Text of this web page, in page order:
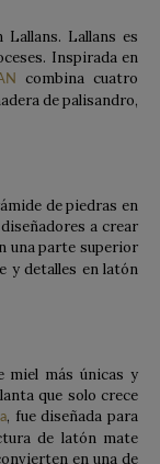
Lallans es
Inspirada en
combina cuatro
de palisandro,
de piedras en
a crear
una parte superior
y detalles en latón
miel más únicas y
que solo crece
, fue diseñada para
de latón mate
en una de